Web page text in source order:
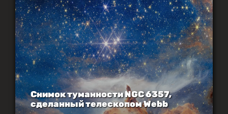
Снимок туманности NGC 6357,
сделанный телескопом Webb